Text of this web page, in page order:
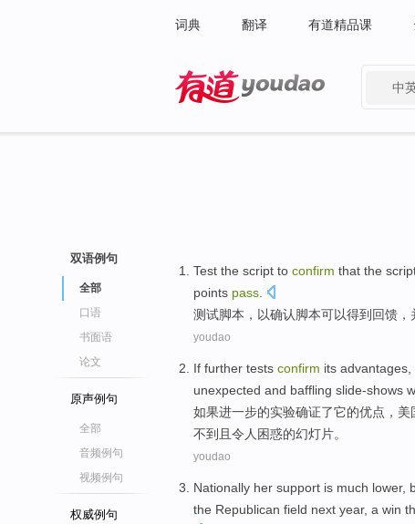
词典 翻译 有道精品课
中
双语例句
全部
口语
书面语
论文
原声例句
全部
音频例句
视频例句
权威例句
Test the script to confirm that the
points pass
测试脚本 ， 以确认 脚本可以得到 回馈 ，
youdao
If further tests confirm its advantages
unexpected and baffling slide-shows
如果进一步的实验确证了它的优点 ， 美
不到 且 令人困惑的幻灯片。
youdao
Nationally her support is much lower,
the Republican field next year, a win